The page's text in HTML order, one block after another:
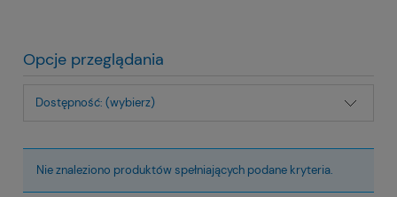
Opcje przeglądania
Dostępność: (wybierz)
Nie znaleziono produktów spełniających podane kryteria.